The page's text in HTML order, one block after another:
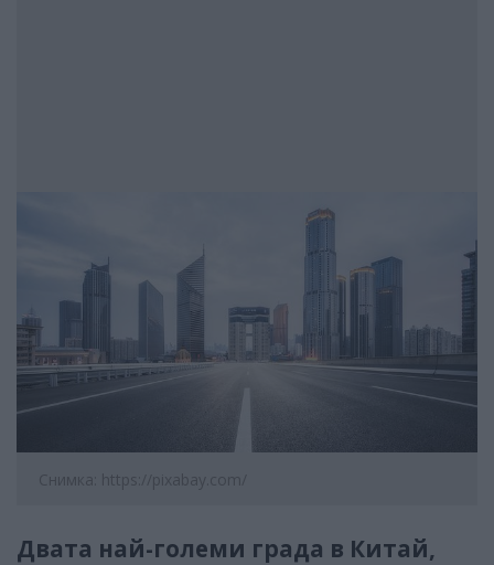
Снимка: https://pixabay.com/
Двата най-големи града в Китай,